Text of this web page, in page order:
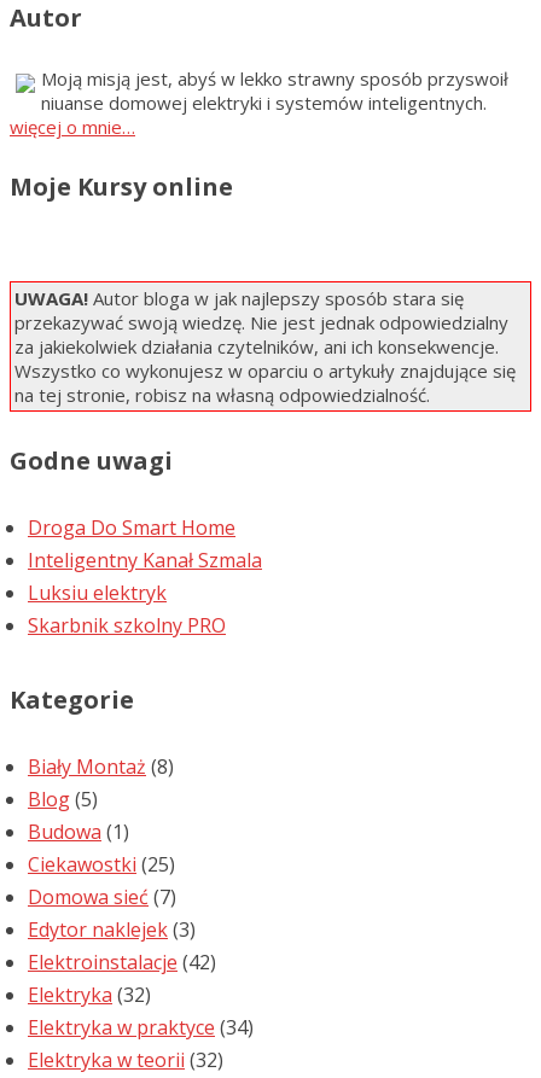
Autor
Moją misją jest, abyś w lekko strawny sposób przyswoił
niuanse domowej elektryki i systemów inteligentnych.
więcej o mnie…
Moje Kursy online
UWAGA! Autor bloga w jak najlepszy sposób stara się
przekazywać swoją wiedzę. Nie jest jednak odpowiedzialny
za jakiekolwiek działania czytelników, ani ich konsekwencje.
Wszystko co wykonujesz w oparciu o artykuły znajdujące się
na tej stronie, robisz na własną odpowiedzialność.
Godne uwagi
Droga Do Smart Home
Inteligentny Kanał Szmala
Luksiu elektryk
Skarbnik szkolny PRO
Kategorie
Biały Montaż (8)
Blog(5)
Budowa (1)
Ciekawostki (25)
Domowa sieć (7)
Edytor naklejek(3)
Elektroinstalacje (42)
Elektryka (32)
Elektryka w praktyce (34)
Elektryka w teorii (32)